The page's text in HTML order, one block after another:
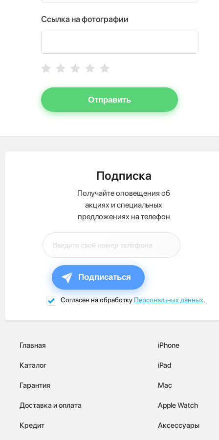
Ссылка на фотографии
Отправить
Подписка
Получайте оповещения об
акциях и специальных
предложениях на телефон
Подписаться
Согласен на обработку Персональных данных.
Главная
Каталог
Гарантия
Доставка и оплата
Кредит
iPhone
iPad
Mac
Apple Watch
Аксессуары